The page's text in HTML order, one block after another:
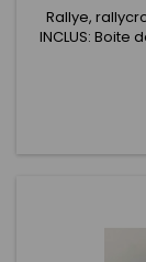
Rallye,
INCLUS: Boite
débrayage
Bouchon de
Pompe à huile